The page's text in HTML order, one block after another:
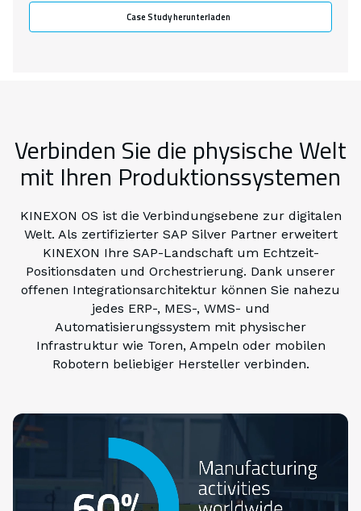
Case Study herunterladen
Verbinden Sie die physische Welt
mit Ihren Produktionssystemen
KINEXON OS ist die Verbindungsebene zur digitalen
Welt. Als zertifizierter SAP Silver Partner erweitert
KINEXON Ihre SAP-Landschaft um Echtzeit-
Positionsdaten und Orchestrierung. Dank unserer
offenen Integrationsarchitektur können Sie nahezu
jedes ERP-, MES-, WMS- und
Automatisierungssystem mit physischer
Infrastruktur wie Toren, Ampeln oder mobilen
Robotern beliebiger Hersteller verbinden.